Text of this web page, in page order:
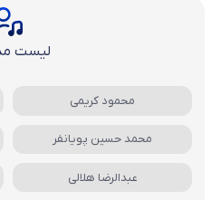
لیست
محمود کریمی
محمد حسین پویانفر
عبدالرضا هلالی